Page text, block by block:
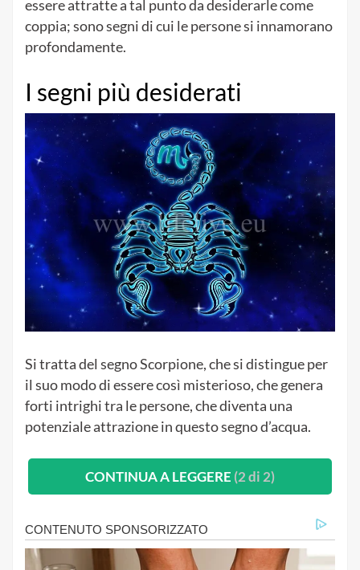
essere attratte a tal punto da desiderarle come
coppia; sono segni di cui le persone si innamorano
profondamente.
I segni più desiderati
Si tratta del segno Scorpione, che si distingue per
il suo modo di essere così misterioso, che genera
forti intrighi tra le persone, che diventa una
potenziale attrazione in questo segno d’acqua.
CONTINUA A LEGGERE (2 di 2)